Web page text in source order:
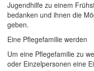
Jugendhilfe zu einem
bedanken und ihnen die
geben.
Eine Pflegefamilie werden
Um eine Pflegefamilie zu
oder Einzelpersonen eine